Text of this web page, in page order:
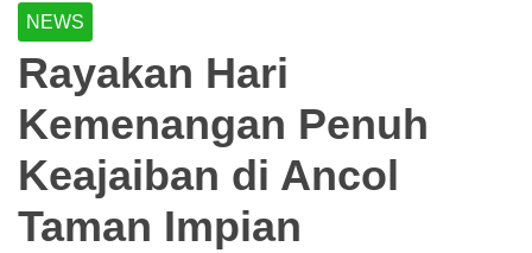
NEWS
Rayakan Hari
Kemenangan Penuh
Keajaiban di Ancol
Taman Impian